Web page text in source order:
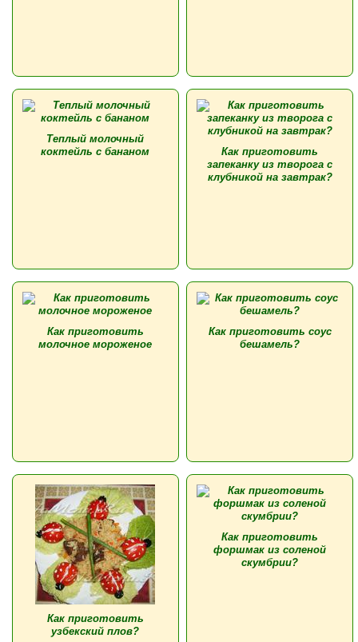
Теплый молочный
коктейль с бананом
Как приготовить
запеканку из творога с
клубникой на завтрак?
Как приготовить
молочное мороженое
Как приготовить соус
бешамель?
Как приготовить
узбекский плов?
Как приготовить
форшмак из соленой
скумбрии?